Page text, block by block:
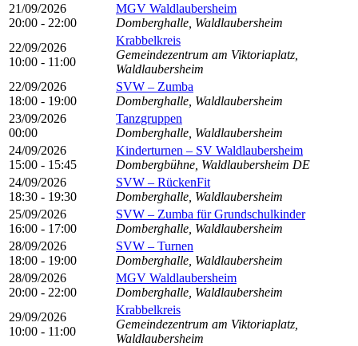
21/09/2026
20:00 - 22:00
MGV Waldlaubersheim
Domberghalle, Waldlaubersheim
22/09/2026
10:00 - 11:00
Krabbelkreis
Gemeindezentrum am Viktoriaplatz,
Waldlaubersheim
22/09/2026
18:00 - 19:00
SVW – Zumba
Domberghalle, Waldlaubersheim
23/09/2026
00:00
Tanzgruppen
Domberghalle, Waldlaubersheim
24/09/2026
15:00 - 15:45
Kinderturnen – SV Waldlaubersheim
Dombergbühne, Waldlaubersheim DE
24/09/2026
18:30 - 19:30
SVW – RückenFit
Domberghalle, Waldlaubersheim
25/09/2026
16:00 - 17:00
SVW – Zumba für Grundschulkinder
Domberghalle, Waldlaubersheim
28/09/2026
18:00 - 19:00
SVW – Turnen
Domberghalle, Waldlaubersheim
28/09/2026
20:00 - 22:00
MGV Waldlaubersheim
Domberghalle, Waldlaubersheim
29/09/2026
10:00 - 11:00
Krabbelkreis
Gemeindezentrum am Viktoriaplatz,
Waldlaubersheim